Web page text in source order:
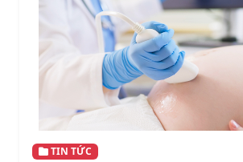
TIN TỨC